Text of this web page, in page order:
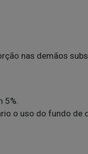
nas demãos
5%.
o uso do fundo de